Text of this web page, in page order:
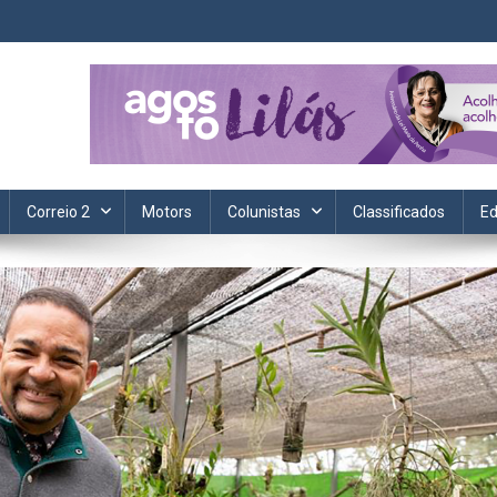
Informação, política, saúde, economia, esportes e cotidiano.
Correio 2 Motors Colunistas Classificados